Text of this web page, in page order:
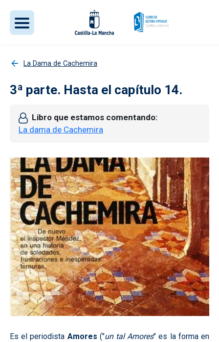
La Dama de Cachemira
3ª parte. Hasta el capítulo 14.
Libro que estamos comentando
La dama de Cachemira
Es el periodista Amores ("un tal Amores" es la forma en